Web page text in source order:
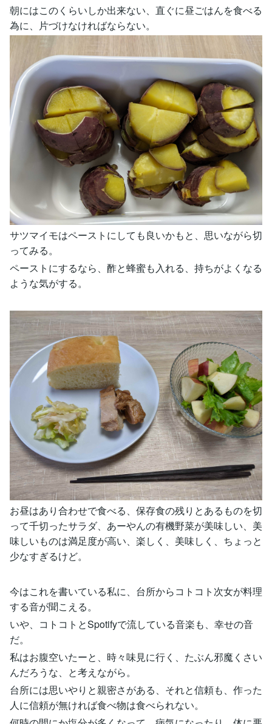
朝にはこのくらいしか出来ない、直ぐに昼ごはんを食べる
為に、片づけなければならない。
サツマイモはペーストにしても良いかもと、思いながら切
ってみる。
ペーストにするなら、酢と蜂蜜も入れる、持ちがよくなる
ような気がする。
お昼はあり合わせで食べる、保存食の残りとあるものを切
って千切ったサラダ、あーやんの有機野菜が美味しい、美
味しいものは満足度が高い、楽しく、美味しく、ちょっと
少なすぎるけど。
今はこれを書いている私に、台所からコトコト次女が料理
する音が聞こえる。
いや、コトコトとSpotifyで流している音楽も、幸せの音
だ。
私はお腹空いたーと、時々味見に行く、たぶん邪魔くさい
んだろうな、と考えながら。
台所には思いやりと親密さがある、それと信頼も、作った
人に信頼が無ければ食べ物は食べられない。